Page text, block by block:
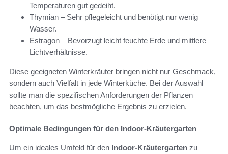
Temperaturen gut gedeiht.
Thymian – Sehr pflegeleicht und benötigt nur wenig
Wasser.
Estragon – Bevorzugt leicht feuchte Erde und mittlere
Lichtverhältnisse.
Diese geeigneten Winterkräuter bringen nicht nur Geschmack,
sondern auch Vielfalt in jede Winterküche. Bei der Auswahl
sollte man die spezifischen Anforderungen der Pflanzen
beachten, um das bestmögliche Ergebnis zu erzielen.
Optimale Bedingungen für den Indoor-Kräutergarten
Um ein ideales Umfeld für den Indoor-Kräutergarten zu